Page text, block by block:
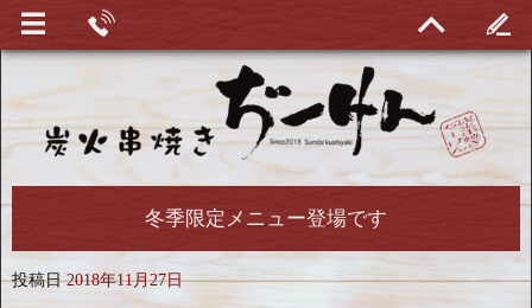
冬季限定メニュー登場です
投稿日 2018年11月27日